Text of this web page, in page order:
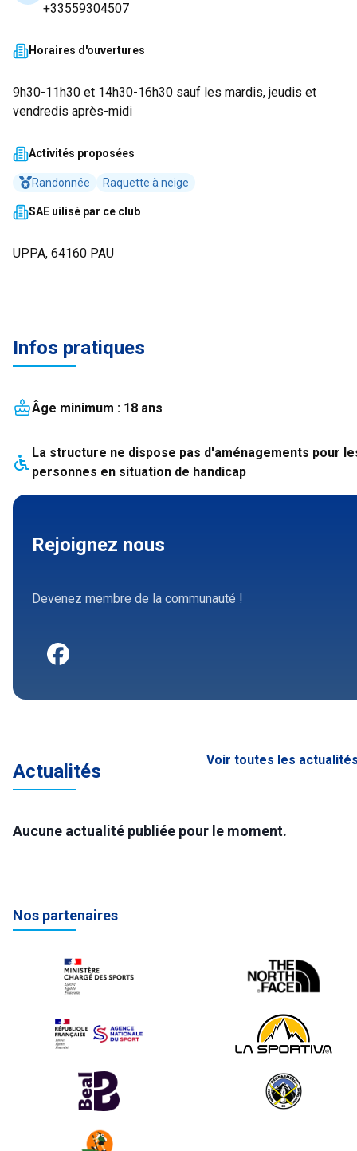
+33559304507
Horaires d'ouvertures
9h30-11h30 et 14h30-16h30 sauf les mardis, jeudis et
vendredis après-midi
Activités proposées
Randonnée Raquette à neige
SAE uilisé par ce club
UPPA, 64160 PAU
Infos pratiques
Âge minimum : 18 ans
La structure ne dispose pas d'aménagements pour
personnes en situation de handicap
Rejoignez nous
Devenez membre de la communauté !
Actualités
Voir toutes les
Aucune actualité publiée pour le moment.
Nos partenaires